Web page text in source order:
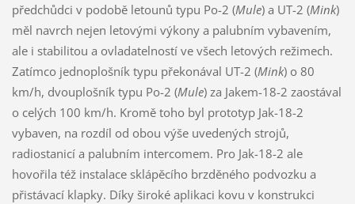
předchůdci v podobě letounů typu Po-2 (Mule) a UT-2 (Mink)
měl navrch nejen letovými výkony a palubním vybavením,
ale i stabilitou a ovladatelností ve všech letových režimech.
Zatímco jednoplošník typu překonával UT-2 (Mink) o 80
km/h, dvouplošník typu Po-2 (Mule) za Jakem-18-2 zaostával
o celých 100 km/h. Kromě toho byl prototyp Jak-18-2
vybaven, na rozdíl od obou výše uvedených strojů,
radiostanicí a palubním intercomem. Pro Jak-18-2 ale
hovořila též instalace sklápěcího brzděného podvozku a
přistávací klapky. Díky široké aplikaci kovu v konstrukci